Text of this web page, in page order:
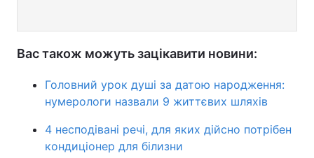
Вас також можуть зацікавити новини:
Головний урок душі за датою народження:
нумерологи назвали 9 життєвих шляхів
4 несподівані речі, для яких дійсно потрібен
кондиціонер для білизни